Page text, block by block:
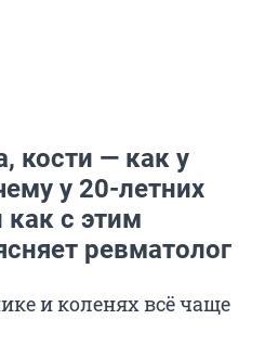
кости — как у
у 20-летних
как с этим
ревматолог
и коленях всё чаще